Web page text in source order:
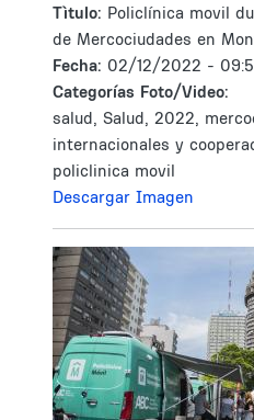
Tìtulo: Policlínica movil
de Mercociudades en
Fecha: 02/12/2022 -
Categorías Foto/Video:
salud, Salud, 2022,
internacionales y
policlinica movil
Descargar Imagen